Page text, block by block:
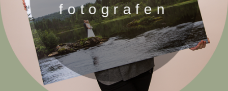
fotografen